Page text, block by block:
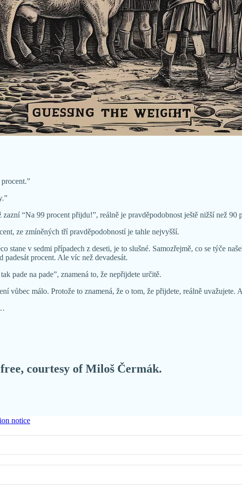
“Na 99 procent přijdu!”, reálně je pravděpodobnost ještě nižší než 90
ze zmíněných tří pravděpodobností je tahle nejvyšší.
stane v sedmi případech z deseti, je to slušné. Samozřejmě, co se týče
padesát procent. Ale víc než devadesát.
pade na pade”, znamená to, že nepřijdete určitě.
vůbec málo. Protože to znamená, že o tom, že přijdete, reálně uvažujete.
courtesy of Miloš Čermák.
notice